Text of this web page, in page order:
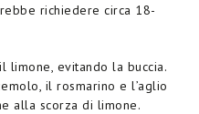
richiedere circa 18-
limone, evitando la buccia.
il rosmarino e l’aglio
alla scorza di limone.